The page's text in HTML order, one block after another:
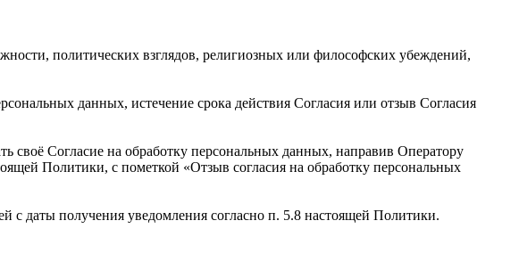
политических взглядов, религиозных или философских убеждений,
данных, истечение срока действия Согласия или отзыв Согласия
своё Согласие на обработку персональных данных, направив Оператору
Политики, с пометкой «Отзыв согласия на обработку персональных
с даты получения уведомления согласно п. 5.8 настоящей Политики.